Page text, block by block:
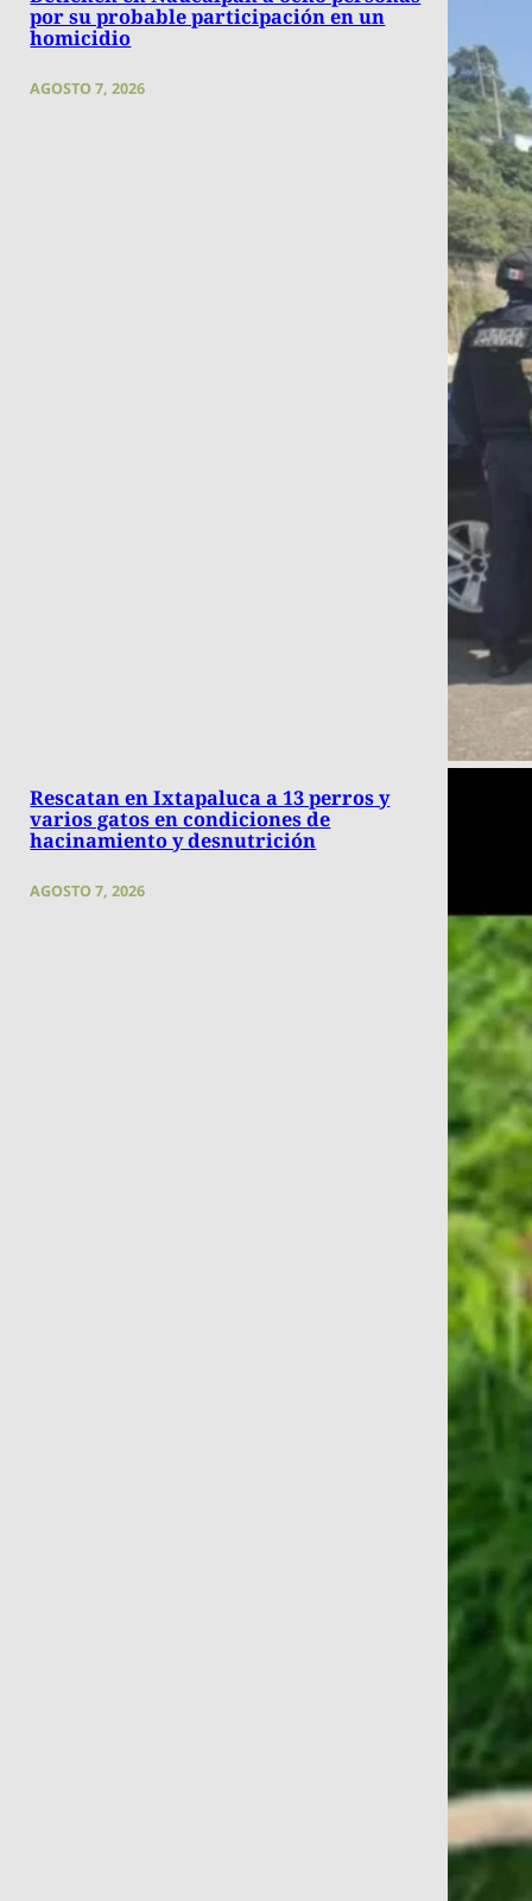
por su probable participación en un
homicidio
AGOSTO 7, 2026
Rescatan en Ixtapaluca a 13 perros y
varios gatos en condiciones de
hacinamiento y desnutrición
AGOSTO 7, 2026